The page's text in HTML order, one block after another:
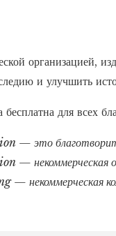
организацией,
и улучшить
бесплатна для всех
это
некоммерческая
некоммерческая